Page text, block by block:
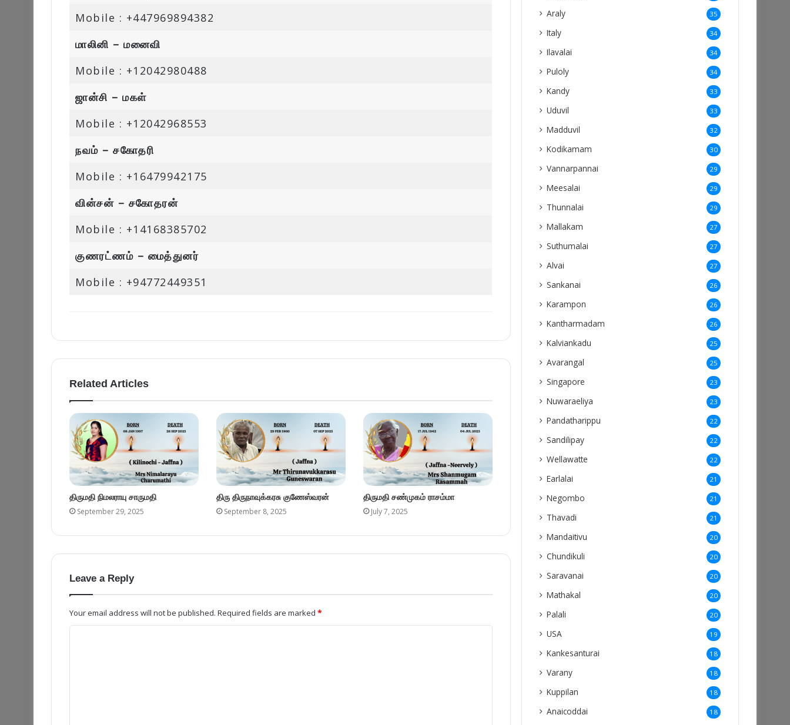
Mobile : +447969894382
மாலினி – மனைவி
Mobile : +12042980488
ஜான்சி – மகள்
Mobile : +12042968553
நவம் – சகோதரி
Mobile : +16479942175
வின்சன் – சகோதரன்
Mobile : +14168385702
குணரட்ணம் – மைத்துனர்
Mobile : +94772449351
Related Articles
திருமதி நிமலராயு சாருமதி
September 29, 2025
திரு திருநாவுக்கரசு குணேஸ்வரன்
September 8, 2025
திருமதி சண்முகம் ராசம்மா
July 7, 2025
Leave a Reply
Your email address will not be published. Required fields are marked *
Araly 35
Italy 34
Ilavalai 34
Puloly 34
Kandy 33
Uduvil 33
Madduvil 32
Kodikamam 30
Vannarpannai 29
Meesalai 29
Thunnalai 29
Mallakam 27
Suthumalai 27
Alvai 27
Sankanai 26
Karampon 26
Kantharmadam 26
Kalviankadu 25
Avarangal 25
Singapore 23
Nuwaraeliya 23
Pandatharippu 22
Sandilipay 22
Wellawatte 22
Earlalai 21
Negombo 21
Thavadi 21
Mandaitivu 20
Chundikuli 20
Saravanai 20
Mathakal 20
Palali 20
USA 19
Kankesanturai 18
Varany 18
Kuppilan 18
Anaicoddai 18